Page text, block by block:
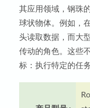
其应用领域，钢珠
球状物体。例如，
头读取数据，而大
传动的角色。这些
标：执行特定的任